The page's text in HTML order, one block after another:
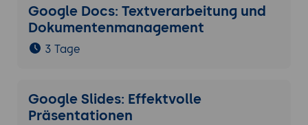
Google Docs: Textverarbeitung und
Dokumentenmanagement
3 Tage
Google Slides: Effektvolle
Präsentationen